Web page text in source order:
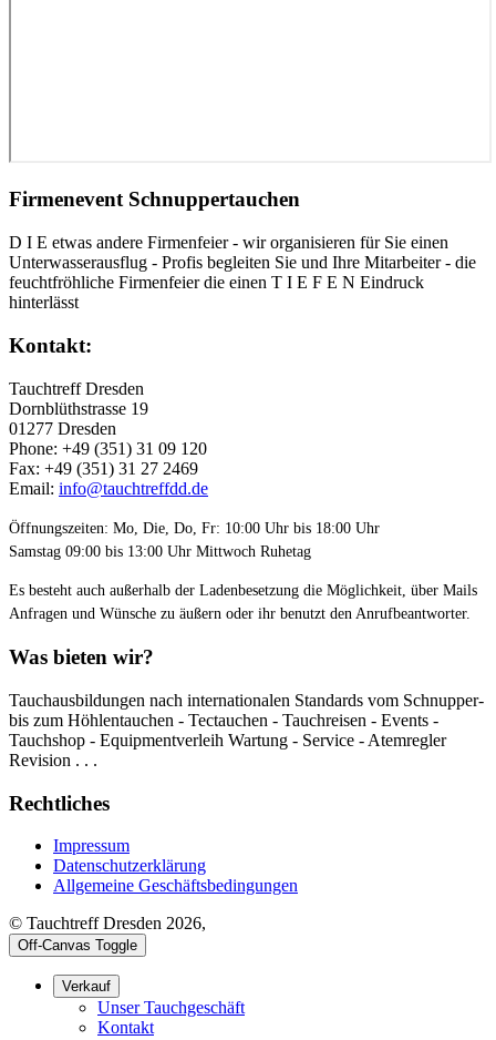
Firmenevent Schnuppertauchen
D I E etwas andere Firmenfeier - wir organisieren für Sie einen
Unterwasserausflug - Profis begleiten Sie und Ihre Mitarbeiter - die
feuchtfröhliche Firmenfeier die einen T I E F E N Eindruck
hinterlässt
Kontakt:
Tauchtreff Dresden
Dorn­blüth­strasse 19
01277 Dres­den
Phone: +49 (351) 31 09 120
Fax: +49 (351) 31 27 2469
Email: info@tauchtreffdd.de
Öffnungszeiten: Mo, Die, Do, Fr: 10:00 Uhr bis 18:00 Uhr
Samstag 09:00 bis 13:00 Uhr Mittwoch Ruhetag
Es besteht auch außerhalb der Ladenbesetzung die Möglichkeit, über Mails
Anfragen und Wünsche zu äußern oder ihr benutzt den Anrufbeantworter.
Was bieten wir?
Tauchausbildungen nach internationalen Standards vom Schnupper-
bis zum Höhlentauchen - Tectauchen - Tauchreisen - Events -
Tauchshop - Equipmentverleih Wartung - Service - Atemregler
Revision . . .
Rechtliches
Impressum
Datenschutzerklärung
Allgemeine Geschäftsbedingungen
© Tauchtreff Dresden 2026,
Off-Canvas Toggle
Verkauf
Unser Tauchgeschäft
Kontakt